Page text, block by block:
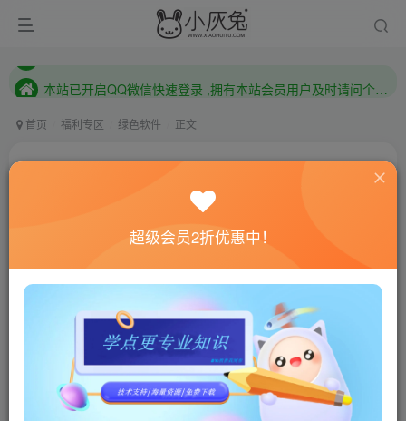
本站已开启QQ微信快速登录 ,拥有本站会员用户及时请问个人中心绑定！
首页 福利专区 绿色软件 正文
Adobe Prelude 2022 22.6.0.60
联网教程： 内附教程
单机教程： 内附教程
不懂的话联系客服！！！
Adobe Prelude 2022 破解版(简称PL)是一款专为视频元
数据收录而设计的视频粗剪软件和视频收录及数据记录工
超级会员2折优惠中！